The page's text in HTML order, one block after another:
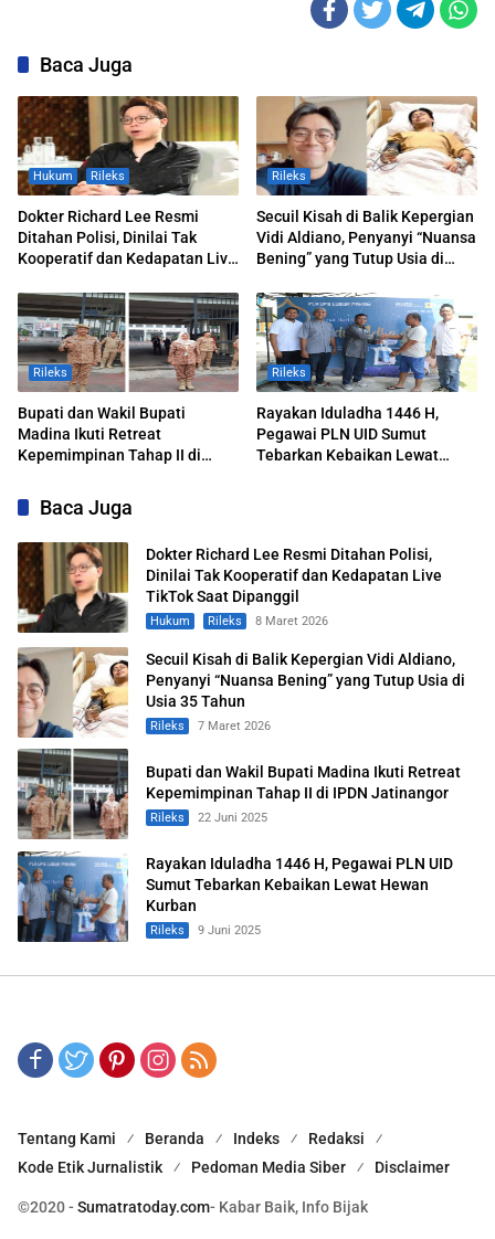
Baca Juga
Hukum Rileks
Dokter Richard Lee Resmi
Ditahan Polisi, Dinilai Tak
Kooperatif dan Kedapatan Live
Rileks
Secuil Kisah di Balik Kepergian
Vidi Aldiano, Penyanyi “Nuansa
Bening” yang Tutup Usia di
Rileks
Bupati dan Wakil Bupati
Madina Ikuti Retreat
Kepemimpinan Tahap II di
Rileks
Rayakan Iduladha 1446 H,
Pegawai PLN UID Sumut
Tebarkan Kebaikan Lewat
Baca Juga
Dokter Richard Lee Resmi Ditahan Polisi,
Dinilai Tak Kooperatif dan Kedapatan Live
TikTok Saat Dipanggil
Hukum Rileks 8 Maret 2026
Secuil Kisah di Balik Kepergian Vidi Aldiano,
Penyanyi “Nuansa Bening” yang Tutup Usia di
Usia 35 Tahun
Rileks 7 Maret 2026
Bupati dan Wakil Bupati Madina Ikuti Retreat
Kepemimpinan Tahap II di IPDN Jatinangor
Rileks 22 Juni 2025
Rayakan Iduladha 1446 H, Pegawai PLN UID
Sumut Tebarkan Kebaikan Lewat Hewan
Kurban
Rileks 9 Juni 2025
Tentang Kami Beranda Indeks
Redaksi
Kode Etik Jurnalistik
Pedoman Media Siber Disclaimer
©2020 -Sumatratoday.com- Kabar Baik, Info Bijak